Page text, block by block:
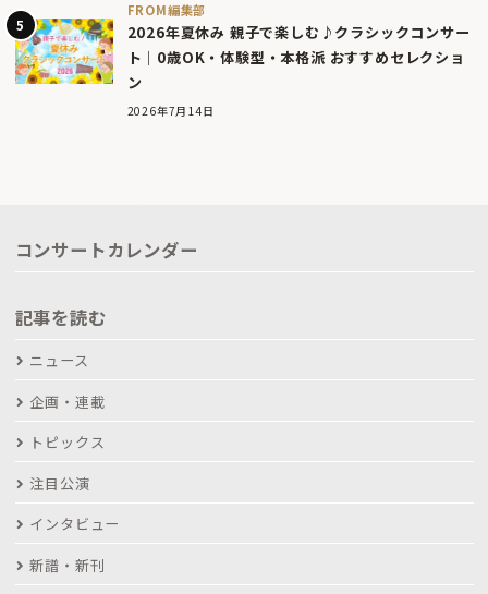
FROM編集部
2026年夏休み 親子で楽しむ♪クラシックコンサー
ト｜0歳OK・体験型・本格派 おすすめセレクショ
ン
2026年7月14日
コンサートカレンダー
記事を読む
ニュース
企画・連載
トピックス
注目公演
インタビュー
新譜・新刊